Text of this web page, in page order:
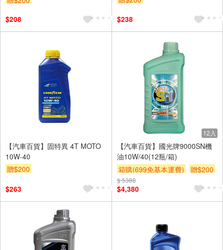
$208
$238
【汽車百貨】固特異 4T MOTO
10W-40
贈$200
$263
12入
【汽車百貨】國光牌9000SN機
油10W/40(12瓶/箱)
箱購(699免基本運費)
贈$200
$ 5388
$4,380